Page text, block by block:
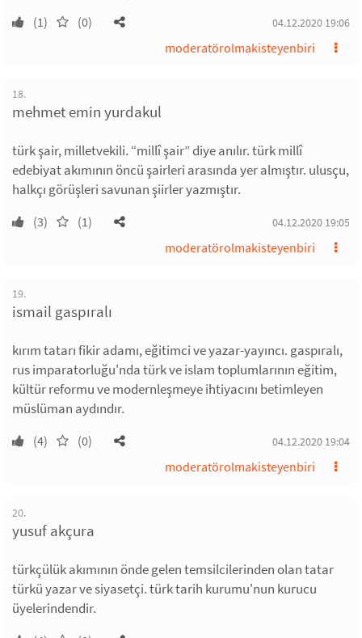
(1) (0) 04.12.2020 19:06
moderatörolmakisteyenbiri
18.
mehmet emin yurdakul
türk şair, milletvekili. “millî şair” diye anılır. türk millî
edebiyat akımının öncü şairleri arasında yer almıştır. ulusçu,
halkçı görüşleri savunan şiirler yazmıştır.
(3) (1) 04.12.2020 19:05
moderatörolmakisteyenbiri
19.
ismail gaspıralı
kırım tatarı fikir adamı, eğitimci ve yazar-yayıncı. gaspıralı,
rus imparatorluğu'nda türk ve islam toplumlarının eğitim,
kültür reformu ve modernleşmeye ihtiyacını betimleyen
müslüman aydındır.
(4) (0) 04.12.2020 19:04
moderatörolmakisteyenbiri
20.
yusuf akçura
türkçülük akımının önde gelen temsilcilerinden olan tatar
türkü yazar ve siyasetçi. türk tarih kurumu'nun kurucu
üyelerindendir.